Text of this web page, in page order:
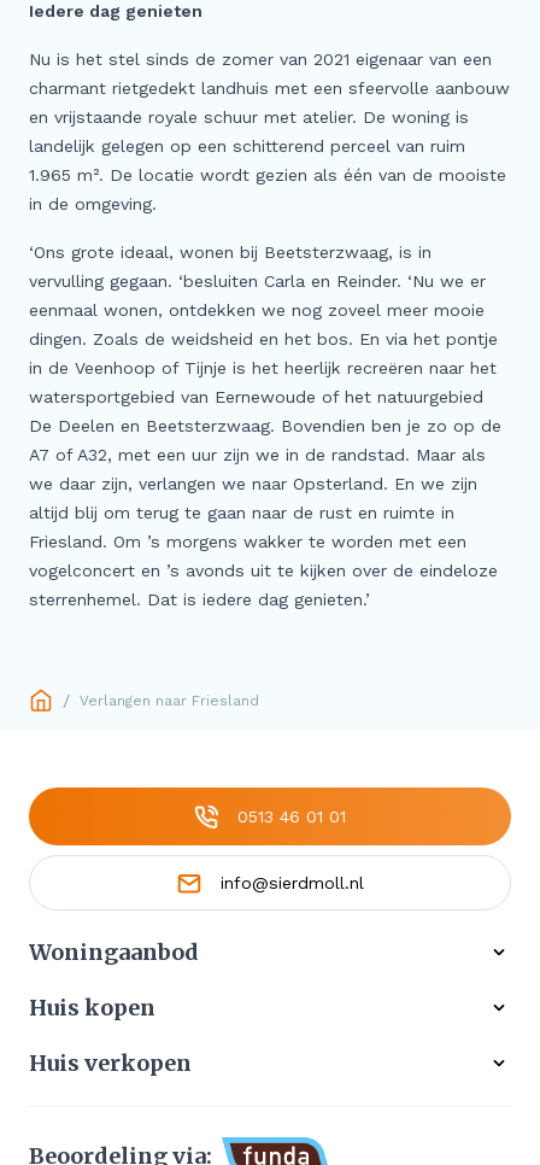
Iedere dag genieten
Nu is het stel sinds de zomer van 2021 eigenaar van een
charmant rietgedekt landhuis met een sfeervolle aanbouw
en vrijstaande royale schuur met atelier. De woning is
landelijk gelegen op een schitterend perceel van ruim
1.965 m². De locatie wordt gezien als één van de mooiste
in de omgeving.
‘Ons grote ideaal, wonen bij Beetsterzwaag, is in
vervulling gegaan. ‘besluiten Carla en Reinder. ‘Nu we er
eenmaal wonen, ontdekken we nog zoveel meer mooie
dingen. Zoals de weidsheid en het bos. En via het pontje
in de Veenhoop of Tijnje is het heerlijk recreëren naar het
watersportgebied van Eernewoude of het natuurgebied
De Deelen en Beetsterzwaag. Bovendien ben je zo op de
A7 of A32, met een uur zijn we in de randstad. Maar als
we daar zijn, verlangen we naar Opsterland. En we zijn
altijd blij om terug te gaan naar de rust en ruimte in
Friesland. Om ’s morgens wakker te worden met een
vogelconcert en ’s avonds uit te kijken over de eindeloze
sterrenhemel. Dat is iedere dag genieten.’
/ Verlangen naar Friesland
Woningaanbod
Aangekocht
Huis kopen
Huis verkopen
Stille verkoop
0513 46 01 01
info@sierdmoll.nl
Beoordeling via: